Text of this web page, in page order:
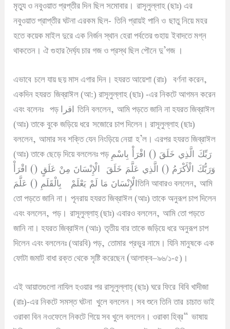
মৃত্যু ও নবুওয়াত প্রপ্তীর দিন ছিল সমোবার । রাসূলুল্লাহ (ছাঃ) এর
নবুওয়াত প্রাপ্তীর ঘটনা এরকম ছিল- তিনি প্রায়ই পানি ও ছাতু নিয়ে মহর
হতে কয়েক মাইল দুরে এক নির্জন স্থান হেরা পর্বতের গুহায় ইবাদতে মগ্ন
থাকতেন ।ঐ গুহার দৈর্ঘ্য চার গজ ও প্রস্থ ছিল পৌনে দু’গজ ।
এভাবে চলে যায় ছয় মাস এগার দিন ।হযরত আয়েশা (রাঃ) বর্ণনা করেন,
একদিন হযরত জিব্রাঈল (আ:) রাসূলুল্লাহ (ছাঃ) -এর নিকটে আগমন করেন
এবং বলেনঃ
পড় اقرا তিনি বললেন,আমি পড়তে জানি না হযরত জিব্রাঈল
(আঃ) তাকে বুকে জড়িয়ে ধরে সজোরে চাপ দিলেন ।রাসূলুল্লাহ (ছাঃ)
বললেন,আমার সব শক্তি যেন নিংড়িয়ে নেয়া হ’ল ।এরপর হযরত জিব্রাঈল
(আঃ) তাকে ছেড়ে দিয়ে বললেনঃ পড় اقْرَأْ بِاسْمِ رَبِّكَ الَّذِي خَلَقَ ()
خَلَقَ الْإِنْسَانَ مِنْ عَلَقٍ () اقْرَأْ وَرَبُّكَ الْأَكْرَمُ () الَّذِي عَلَّمَ
بِالْقَلَمِ () عَلَّمَ
الْإِنْسَانَ مَا لَمْ يَعْلَمْতিনি আবারও বললেন,আমি
তো পড়তে জানি না । পূনরায় হযরত জিব্রাঈল (আঃ) তাকে অনুরূপ চাপ দিলেন
এবং বললেন,পড় । রাসূলুল্লাহ্ (ছাঃ) এবারও বললেন,আমি তো পড়তে
জানি না ।হযরত জিব্রাঈল (আঃ) তৃতীয় বার তাকে জড়িয়ে ধরে অনুরূপ চাপ
দিলেন এবং বললেনঃ (আরবি) পড়,তোমার প্রভুর নামে ।যিনি মানুষকে এক
ফোটা জমাট বাধা রক্ত থেকে সৃষ্টি করেছেন (আলাক্ব–৯৬/১-৫) ।
এই আয়াতগুলো নাযিল হওয়ার পর রাসূলুল্লাহ্ (ছাঃ) ঘরে ফিরে বিবি খাদীজা
(রাঃ)-এর নিকটে সমস্ত ঘটনা খুলে বললেন ।সব শুনে তিনি তার চাচাত ভাই
ওরাকা বিন নওফেলে নিকটে গিয়ে সব খুলে বললেন ।ওরাকা হিব্র“ভাষায়